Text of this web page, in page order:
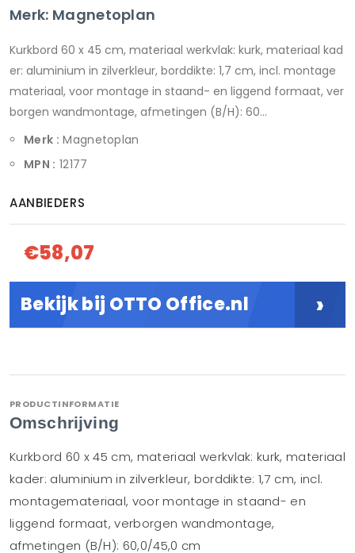
Merk: Magnetoplan
Kurkbord 60 x 45 cm, materiaal werkvlak: kurk, materiaal kad
er: aluminium in zilverkleur, borddikte: 1,7 cm, incl. montage
materiaal, voor montage in staand- en liggend formaat, ver
borgen wandmontage, afmetingen (B/H): 60...
Merk : Magnetoplan
MPN : 12177
AANBIEDERS
€58,07
Bekijk bij OTTO Office.nl ›
PRODUCTINFORMATIE
Omschrijving
Kurkbord 60 x 45 cm, materiaal werkvlak: kurk, materiaal
kader: aluminium in zilverkleur, borddikte: 1,7 cm, incl.
montagemateriaal, voor montage in staand- en
liggend formaat, verborgen wandmontage,
afmetingen (B/H): 60,0/45,0 cm